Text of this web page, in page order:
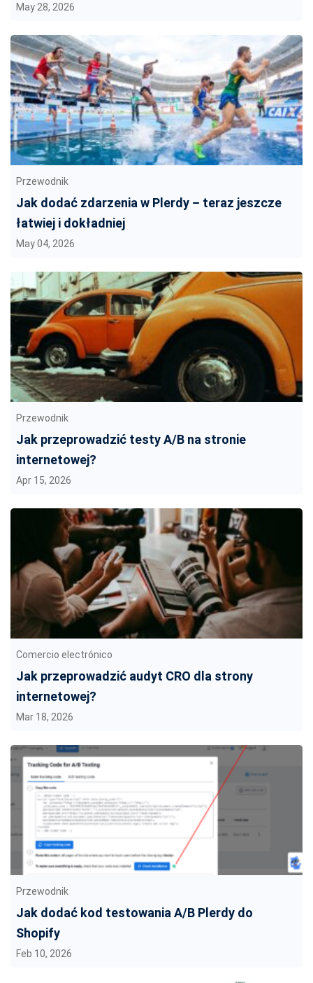
May 28, 2026
Przewodnik
Jak dodać zdarzenia w Plerdy – teraz jeszcze
łatwiej i dokładniej
May 04, 2026
Przewodnik
Jak przeprowadzić testy A/B na stronie
internetowej?
Apr 15, 2026
Comercio electrónico
Jak przeprowadzić audyt CRO dla strony
internetowej?
Mar 18, 2026
Przewodnik
Jak dodać kod testowania A/B Plerdy do
Shopify
Feb 10, 2026